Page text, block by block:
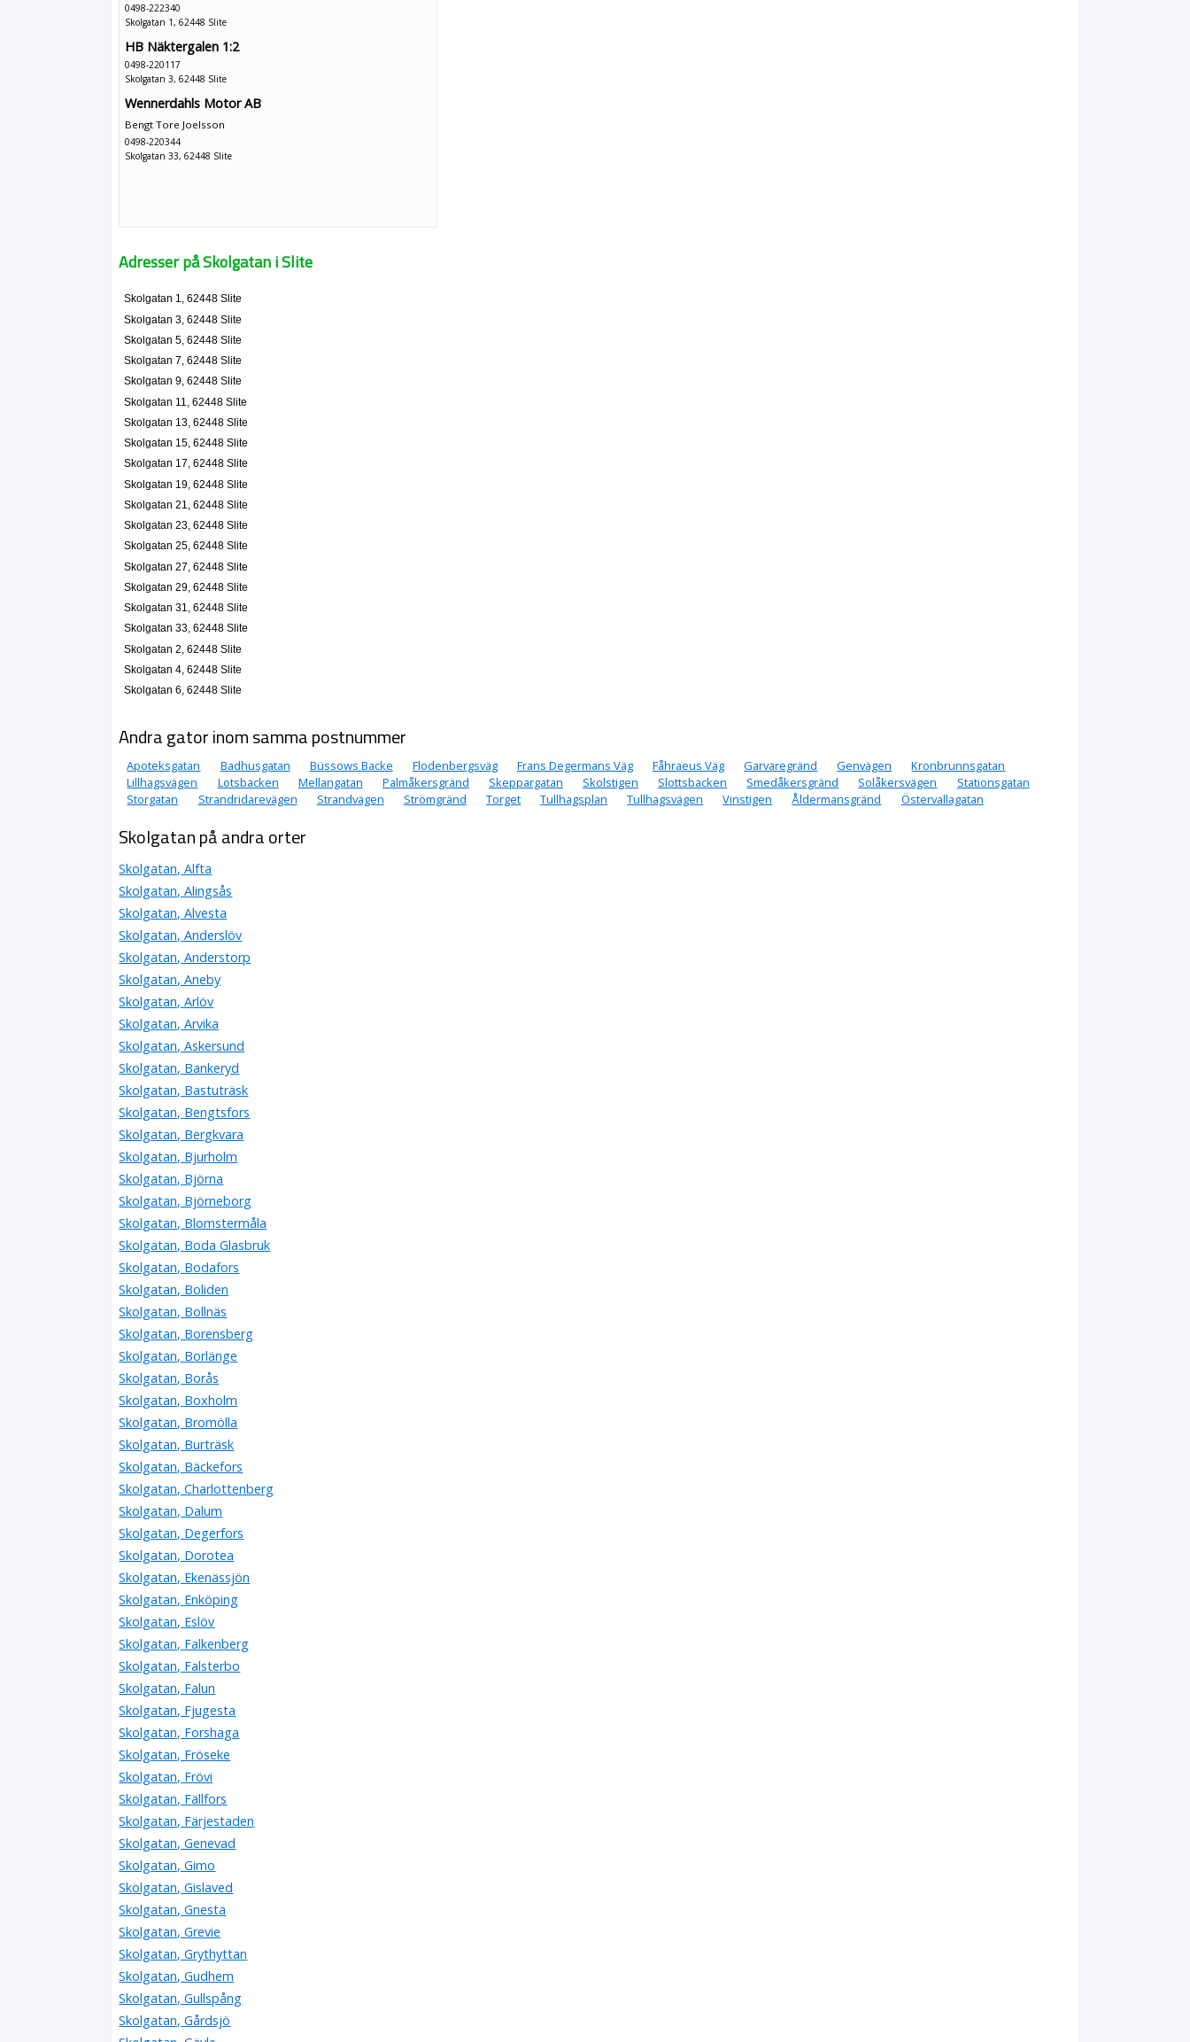
0498-222340
Skolgatan 1, 62448 Slite
HB Näktergalen 1:2
0498-220117
Skolgatan 3, 62448 Slite
Wennerdahls Motor AB
Bengt Tore Joelsson
0498-220344
Skolgatan 33, 62448 Slite
Adresser på Skolgatan i Slite
Skolgatan 1, 62448 Slite
Skolgatan 3, 62448 Slite
Skolgatan 5, 62448 Slite
Skolgatan 7, 62448 Slite
Skolgatan 9, 62448 Slite
Skolgatan 11, 62448 Slite
Skolgatan 13, 62448 Slite
Skolgatan 15, 62448 Slite
Skolgatan 17, 62448 Slite
Skolgatan 19, 62448 Slite
Skolgatan 21, 62448 Slite
Skolgatan 23, 62448 Slite
Skolgatan 25, 62448 Slite
Skolgatan 27, 62448 Slite
Skolgatan 29, 62448 Slite
Skolgatan 31, 62448 Slite
Skolgatan 33, 62448 Slite
Skolgatan 2, 62448 Slite
Skolgatan 4, 62448 Slite
Skolgatan 6, 62448 Slite
Andra gator inom samma postnummer
Apoteksgatan Badhusgatan Büssows Backe Flodenbergsväg Frans Degermans Väg Fåhraeus Väg Garvaregränd Genvägen
Kronbrunnsgatan
Lillhagsvägen
Lotsbacken Mellangatan Palmåkersgränd Skeppargatan Skolstigen Slottsbacken Smedåkersgränd Solåkersvägen
Stationsgatan
Storgatan
Strandridarevägen Strandvägen Strömgränd Torget Tullhagsplan Tullhagsvägen Vinstigen Åldermansgränd Östervallagatan
Skolgatan på andra orter
Skolgatan, Alfta
Skolgatan, Alingsås
Skolgatan, Alvesta
Skolgatan, Anderslöv
Skolgatan, Anderstorp
Skolgatan, Aneby
Skolgatan, Arlöv
Skolgatan, Arvika
Skolgatan, Askersund
Skolgatan, Bankeryd
Skolgatan, Bastuträsk
Skolgatan, Bengtsfors
Skolgatan, Bergkvara
Skolgatan, Bjurholm
Skolgatan, Björna
Skolgatan, Björneborg
Skolgatan, Blomstermåla
Skolgatan, Boda Glasbruk
Skolgatan, Bodafors
Skolgatan, Boliden
Skolgatan, Bollnäs
Skolgatan, Borensberg
Skolgatan, Borlänge
Skolgatan, Borås
Skolgatan, Boxholm
Skolgatan, Bromölla
Skolgatan, Burträsk
Skolgatan, Bäckefors
Skolgatan, Charlottenberg
Skolgatan, Dalum
Skolgatan, Degerfors
Skolgatan, Dorotea
Skolgatan, Ekenässjön
Skolgatan, Enköping
Skolgatan, Eslöv
Skolgatan, Falkenberg
Skolgatan, Falsterbo
Skolgatan, Falun
Skolgatan, Fjugesta
Skolgatan, Forshaga
Skolgatan, Fröseke
Skolgatan, Frövi
Skolgatan, Fällfors
Skolgatan, Färjestaden
Skolgatan, Genevad
Skolgatan, Gimo
Skolgatan, Gislaved
Skolgatan, Gnesta
Skolgatan, Grevie
Skolgatan, Grythyttan
Skolgatan, Gudhem
Skolgatan, Gullspång
Skolgatan, Gårdsjö